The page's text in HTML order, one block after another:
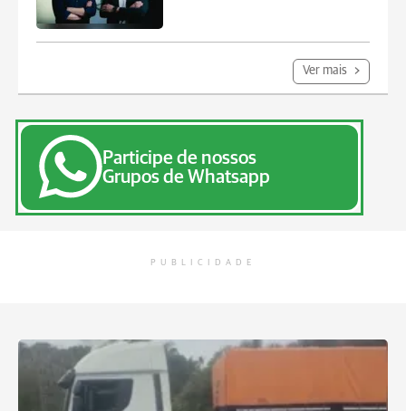
Ver mais
Participe de nossos
Grupos de Whatsapp
PUBLICIDADE